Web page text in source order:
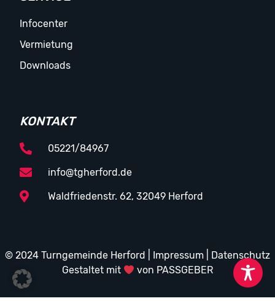
Infocenter
Vermietung
Downloads
KONTAKT
05221/84967
info@tgherford.de
Waldfriedenstr. 62, 32049 Herford
© 2024 Turngemeinde Herford | Impressum
Datenschutz
Gestaltet mit
von PASSGEBER